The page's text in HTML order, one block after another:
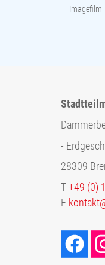
Imagefilm
-
28309
T +49 (0)
E